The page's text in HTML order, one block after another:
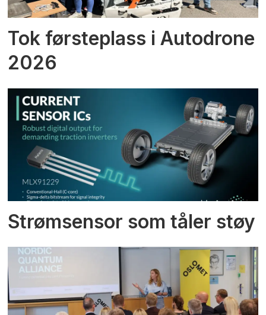
Tok førsteplass i Autodrone
2026
Strømsensor som tåler støy